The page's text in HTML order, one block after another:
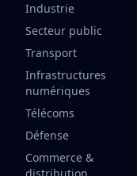
Industrie
Secteur public
Transport
Infrastructures
numériques
Télécoms
Défense
Commerce &